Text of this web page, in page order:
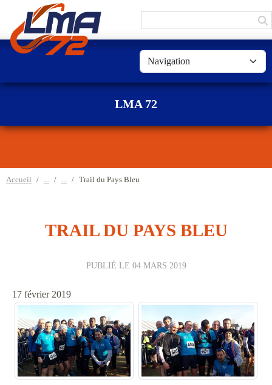
LMA 72
Accueil Trail du Pays Bleu
TRAIL DU PAYS BLEU
PUBLIÉ LE 04 MARS 2019
17 février 2019
Panneau de gestion des cookies